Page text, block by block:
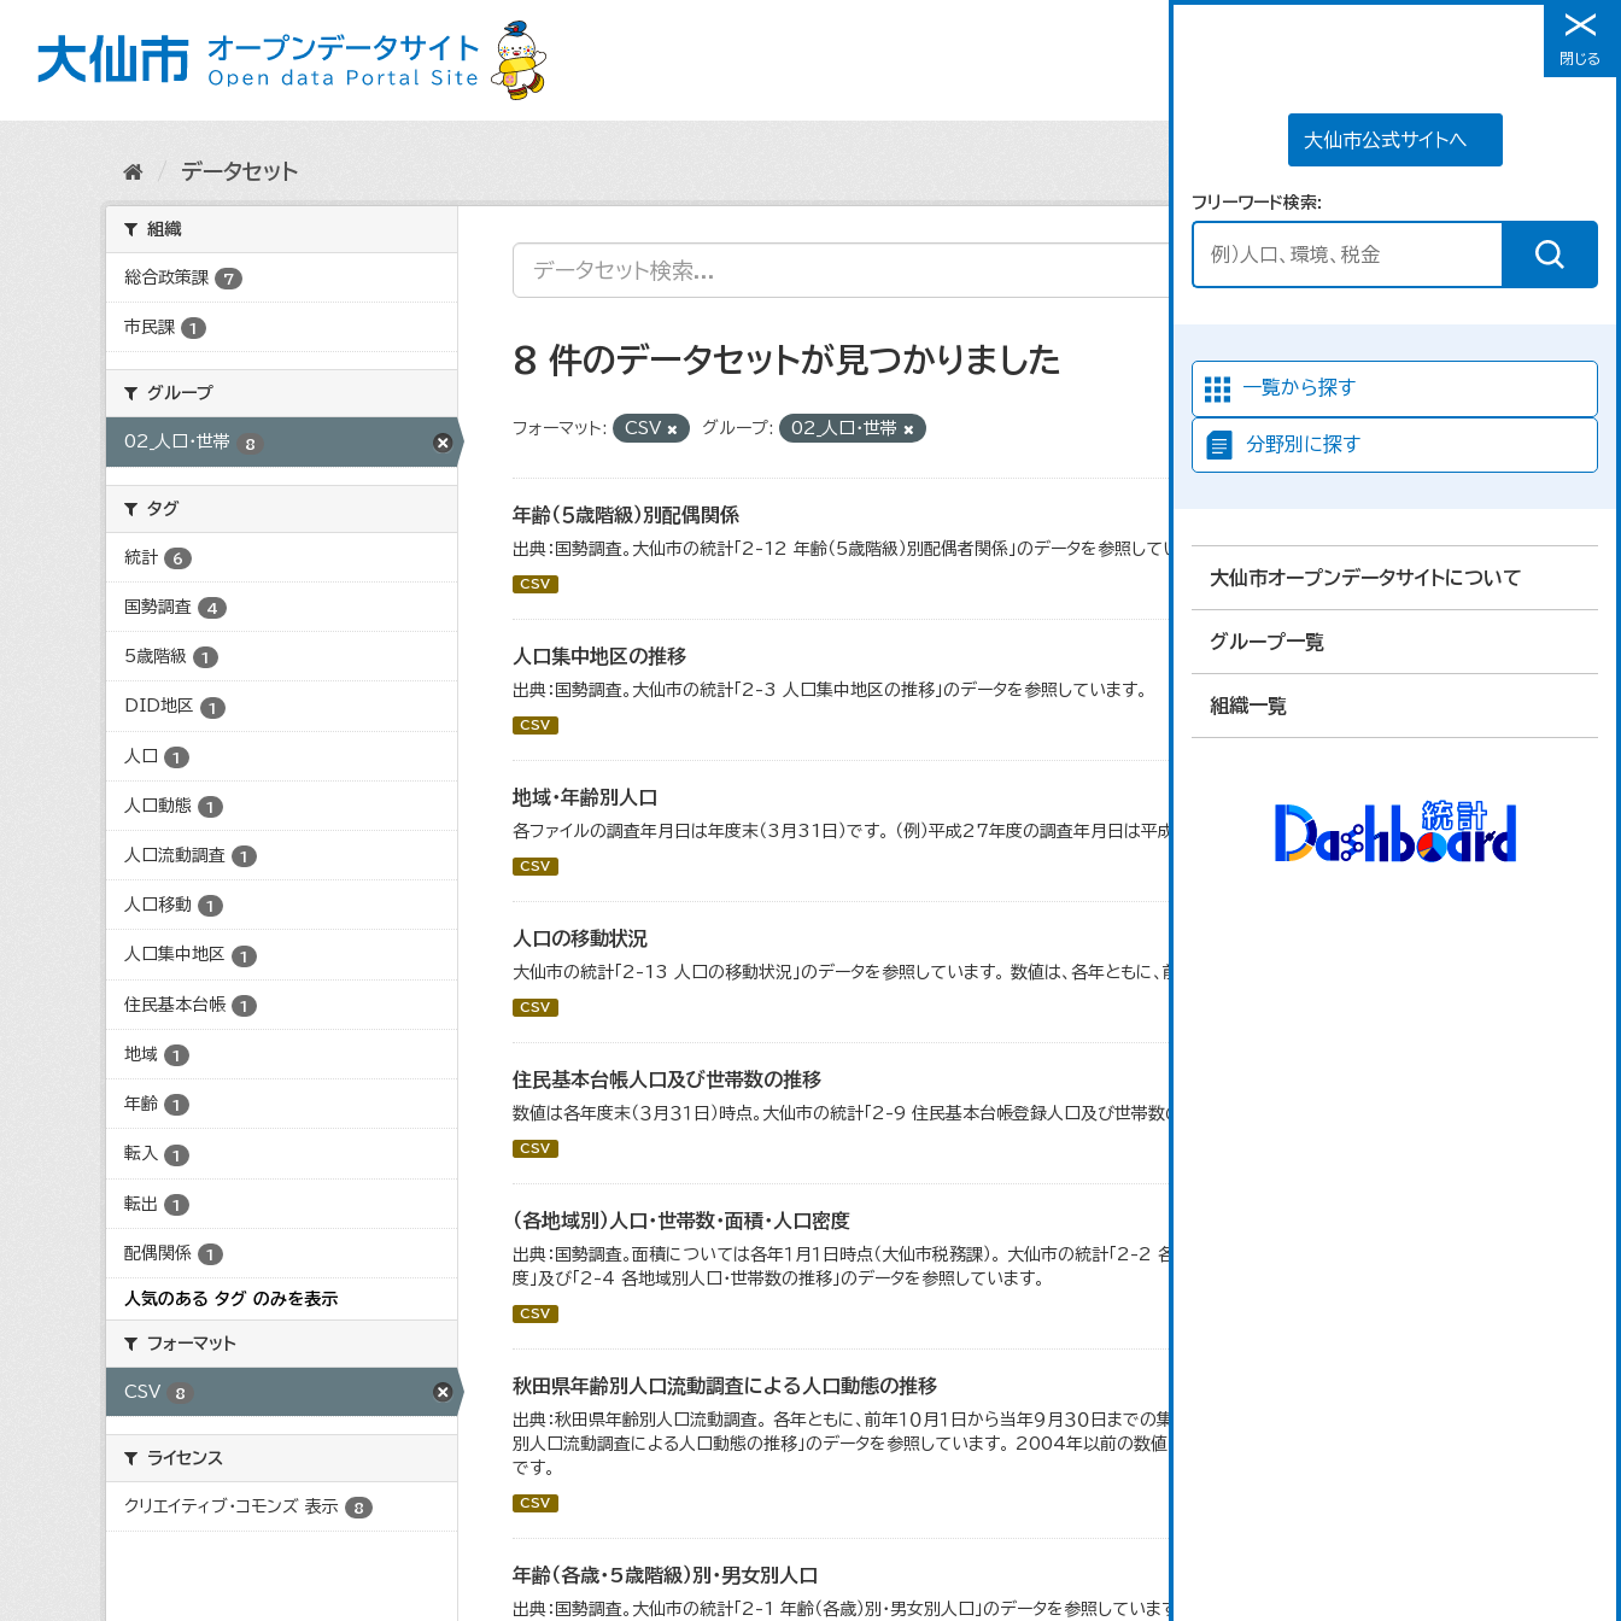
メニュー
大仙市公式サイトへ
フリーワード検索
一覧から探す
分野別に探す
大仙市オープンデータサイトについて
グループ一覧
組織一覧
閉じる
データセット
組織
総合政策課 7
市民課 1
グループ
02_人口・世帯 8
タグ
統計 6
国勢調査 4
5歳階級 1
DID地区 1
人口 1
人口動態 1
人口流動調査 1
人口移動 1
人口集中地区 1
住民基本台帳 1
地域 1
年齢 1
転入 1
転出 1
配偶関係 1
人気のある タグ のみを表示
フォーマット
CSV 8
ライセンス
クリエイティブ・コモンズ 表示 8
8 件のデータセットが見つかりました
フォーマット: CSV グループ: 02_人口・世帯
年齢（５歳階級）別配偶関係
出典：国勢調査。大仙市の統計「2-12 年齢（5歳階級）別配偶者関係」のデータを参照しています。
CSV
人口集中地区の推移
出典：国勢調査。大仙市の統計「2-3 人口集中地区の推移」のデータを参照しています。
CSV
地域・年齢別人口
各ファイルの調査年月日は年度末（3月31日）です。 （例）平成27年度の調査年月日は平成28年3月31日です。
CSV
人口の移動状況
大仙市の統計「2-13 人口の移動状況」のデータを参照しています。 数値は、各年ともに、前年１０月１日～当年９月３０日で集計。
CSV
住民基本台帳人口及び世帯数の推移
数値は各年度末（３月３１日）時点。大仙市の統計「2-9 住民基本台帳登録人口及び世帯数の推移」のデータを参照しています。
CSV
（各地域別）人口・世帯数・面積・人口密度
出典：国勢調査。面積については各年１月１日時点（大仙市税務課）。 大仙市の統計「2-2 各地域別人口・人口増減・面積・人口密
度」及び「2-4 各地域別人口・世帯数の推移」のデータを参照しています。
CSV
秋田県年齢別人口流動調査による人口動態の推移
出典：秋田県年齢別人口流動調査。 各年ともに、前年１０月１日から当年９月３０日までの集計。 大仙市の統計「2-10 秋田県年齢
別人口流動調査による人口動態の推移」のデータを参照しています。 2004年以前の数値は合併前市町村の数値を合算したもの
です。
CSV
年齢（各歳・5歳階級）別・男女別人口
出典：国勢調査。大仙市の統計「2-1 年齢（各歳）別・男女別人口」のデータを参照しています。